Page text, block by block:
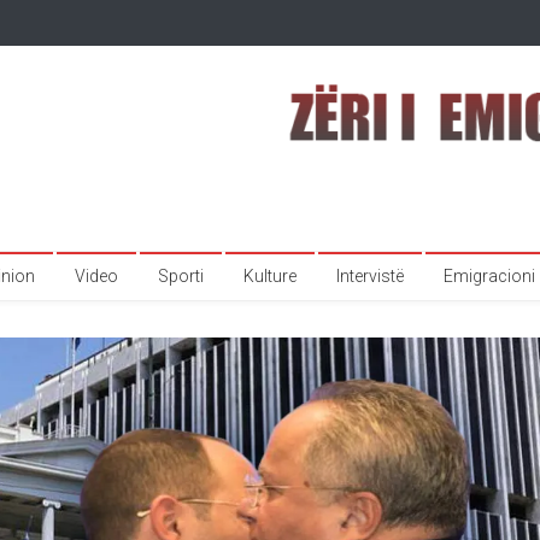
Video Sporti Kulture Intervistë Emigracioni